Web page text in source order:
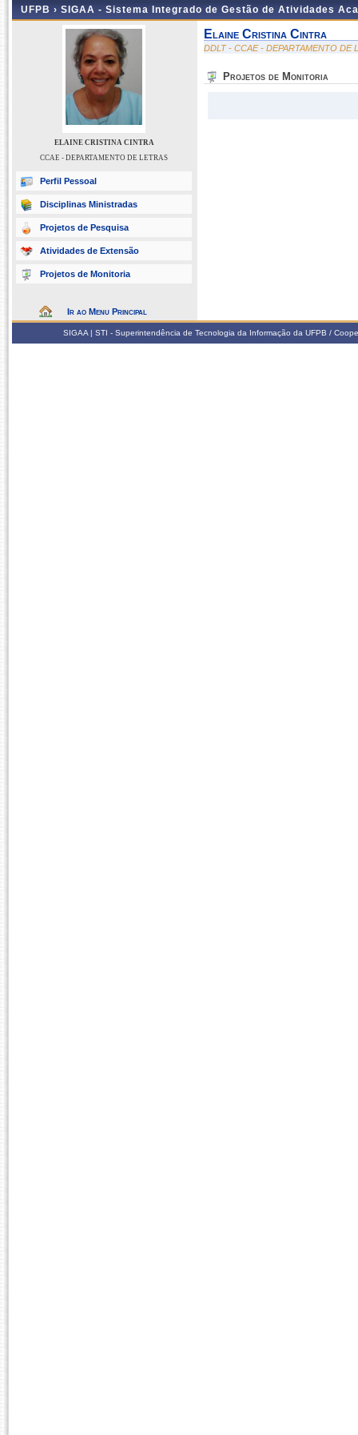
UFPB › SIGAA - Sistema Integrado de Gestão de Atividades
ELAINE CRISTINA CINTRA
CCAE - DEPARTAMENTO DE LETRAS
Perfil Pessoal
Disciplinas Ministradas
Projetos de Pesquisa
Atividades de Extensão
Projetos de Monitoria
Ir ao Menu Principal
Elaine Cristina Cintra
DDLT - CCAE - DEPARTAMENTO DE
Projetos de Monitoria
SIGAA | STI - Superintendência de Tecnologia da Informação da UFPB /